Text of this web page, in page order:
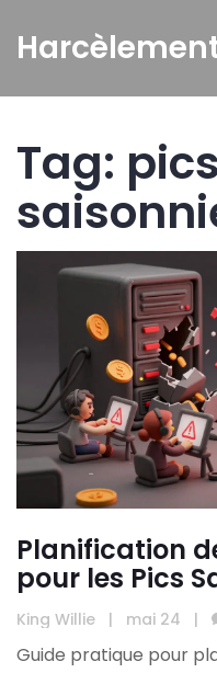
Tag: pics
Planification
pour les Pics
Complet
King Willie | mai 24 |
Guide pratique pour